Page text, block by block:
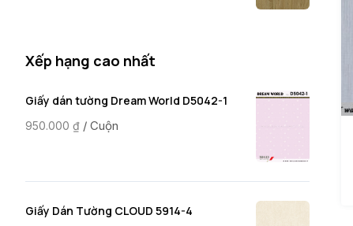
Xếp hạng cao nhất
Giấy dán tường Dream World D5042-1
950.000 ₫ / Cuộn
Giấy Dán Tường CLOUD 5914-4